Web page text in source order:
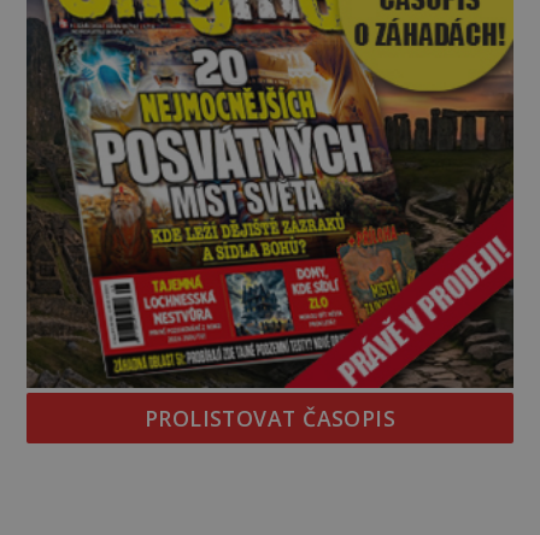
PROLISTOVAT ČASOPIS